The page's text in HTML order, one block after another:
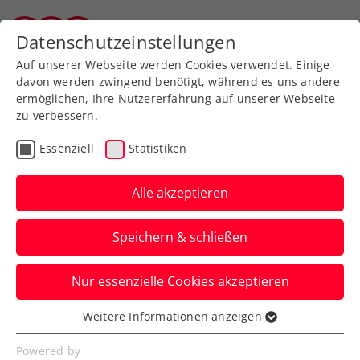
Zurück zur Newsübersicht
Turniere
NÖ Open powered by
EVN: Tulln ist ready für
den 3. Satz
Beim ATP-Challenger in Niederösterreich
ist im Spätsommer wieder Tennis der
Weltklasse zu erwarten.
Verfasst von: Presseaussendung / Redaktion, 19.06.2023
Datenschutzeinstellungen
Auf unserer Webseite werden Cookies verwendet. Einige
davon werden zwingend benötigt, während es uns andere
ermöglichen, Ihre Nutzererfahrung auf unserer Webseite
zu verbessern.
Essenziell Statistiken
Alle akzeptieren
Speichern & schließen
Nur essenzielle Cookies akzeptieren
Essenziell
Essenzielle Cookies werden für grundlegende
Weitere Informationen anzeigen
Powered by